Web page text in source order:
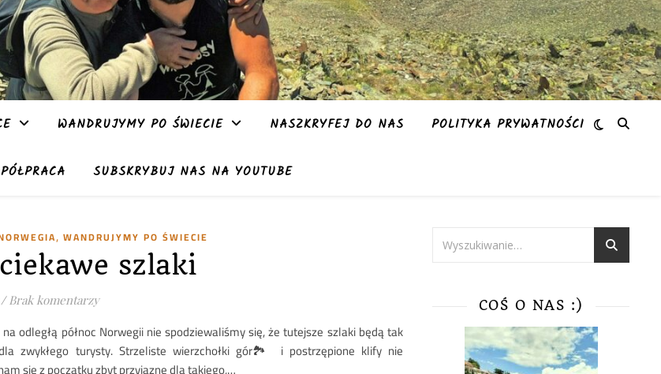
WANDRUJYMY PO ŚWIECIE NASZKRYFEJ DO NAS POLITYKA PRYWATNOŚCI
SUBSKRYBUJ NAS NA YOUTUBE
, WANDRUJYMY PO ŚWIECIE
szlaki
/ Brak komentarzy
odległą północ Norwegii nie spodziewaliśmy się, że tutejsze szlaki będą tak
zwykłego turysty. Strzeliste wierzchołki gór🏞️ i postrzępione klify nie
COŚ O NAS :)